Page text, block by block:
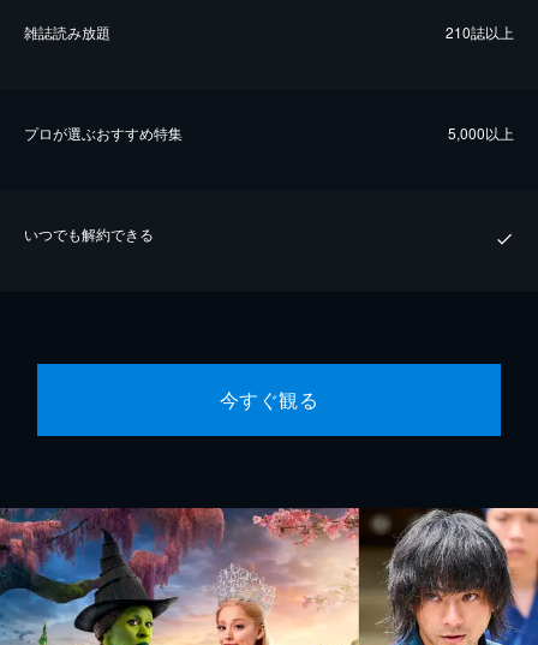
雑誌読み放題 210誌以上
プロが選ぶおすすめ特集 5,000以上
いつでも解約できる
今すぐ観る